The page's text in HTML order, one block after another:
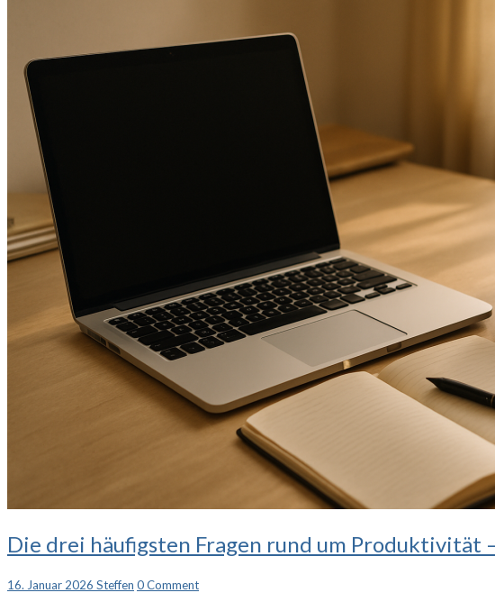
Die
drei
Fragen
Die drei häufigsten Fragen rund um Produktivität
16. Januar 2026 Steffen Comments
0 Comment